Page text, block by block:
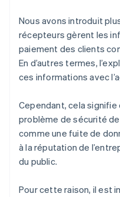
Nous avons introduit
récepteurs gèrent les
paiement des clients
En d’autres termes,
ces informations avec
Cependant, cela signifie
problème de sécurité
comme une fuite de
à la réputation de
du public.
Pour cette raison, il est